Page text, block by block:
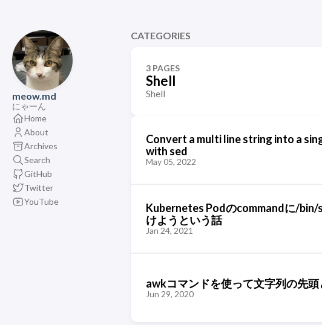
meow.md
にゃーん
Home
About
Archives
Search
GitHub
Twitter
YouTube
CATEGORIES
3 PAGES
Shell
Shell
Convert a multi line string into a
with sed
May 05, 2022
Kubernetes Podのcommandに/
けようという話
Jan 24, 2021
awkコマンドを使って文字列の先
Jun 29, 2020